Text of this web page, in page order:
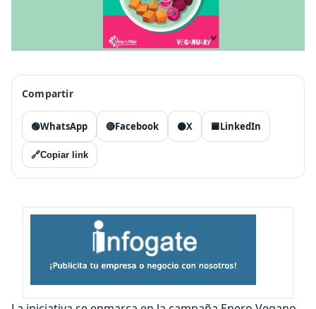
Compartir
🟢WhatsApp 🔵Facebook ⚫X 🟦LinkedIn
🔗Copiar link